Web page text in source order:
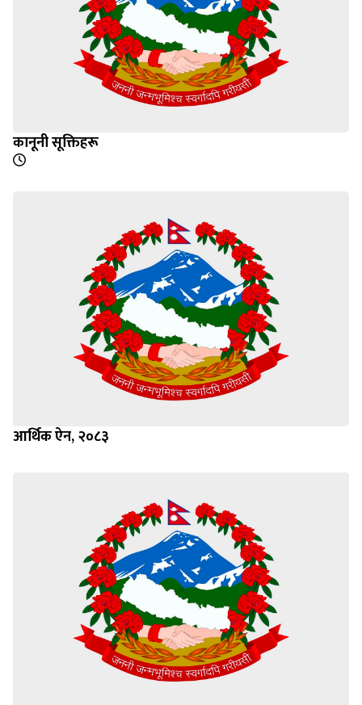
कानूनी सूक्तिहरू
आर्थिक ऐन, २०८३